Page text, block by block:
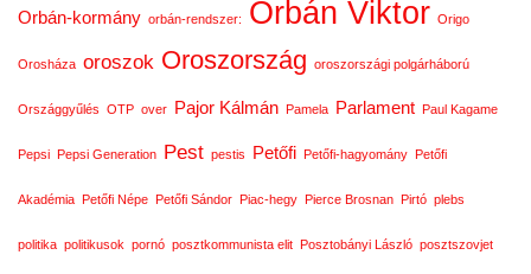
Orbán-kormány orbán-rendszer: Orbán Viktor Origo
Orosháza oroszok Oroszország oroszországi polgárháború
Országgyűlés OTP over Pajor Kálmán Pamela Parlament Paul Kagame
Pepsi Pepsi Generation Pest pestis Petőfi Petőfi-hagyomány Petőfi
Akadémia Petőfi Népe Petőfi Sándor Piac-hegy Pierce Brosnan Pirtó plebs
politika politikusok pornó posztkommunista elit Posztobányi László posztszovjet